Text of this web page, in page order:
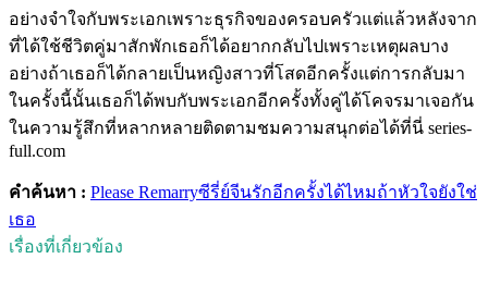
อย่างจำใจกับพระเอกเพราะธุรกิจของครอบครัวแต่แล้วหลังจาก
ที่ได้ใช้ชีวิตคู่มาสักพักเธอก็ได้อยากกลับไปเพราะเหตุผลบาง
อย่างถ้าเธอก็ได้กลายเป็นหญิงสาวที่โสดอีกครั้งแต่การกลับมา
ในครั้งนี้นั้นเธอก็ได้พบกับพระเอกอีกครั้งทั้งคู่ได้โคจรมาเจอกัน
ในความรู้สึกที่หลากหลายติดตามชมความสนุกต่อได้ที่นี่ series-
full.com
คำค้นหา : Please Remarryซีรี่ย์จีนรักอีกครั้งได้ไหมถ้าหัวใจยังใช่
เธอ
เรื่องที่เกี่ยวข้อง